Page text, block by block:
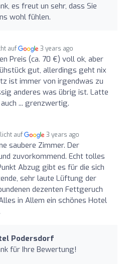
es freut un sehr, dass Sie
wohl fühlen.
auf 3 years ago
Preis (ca. 70 €) voll ok, aber
gut, allerdings geht nix
ist immer von irgendwas zu
anderes was übrig ist. Latte
... grenzwertig.
auf 3 years ago
saubere Zimmer. Der
zuvorkommend. Echt tolles
Abzug gibt es für die sich
sehr laute Lüftung der
dezenten Fettgeruch
in Allem ein schönes Hotel
Podersdorf
für Ihre Bewertung!